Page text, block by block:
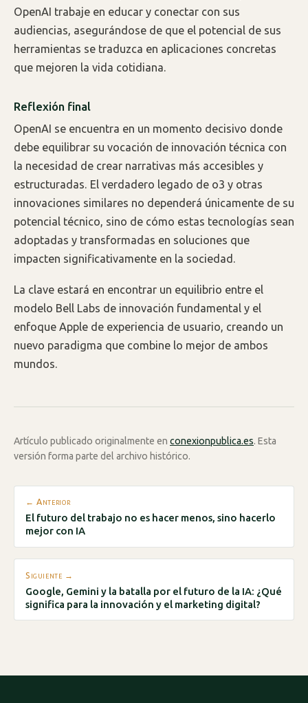
OpenAI trabaje en educar y conectar con sus
audiencias, asegurándose de que el potencial de sus
herramientas se traduzca en aplicaciones concretas
que mejoren la vida cotidiana.
Reflexión final
OpenAI se encuentra en un momento decisivo donde
debe equilibrar su vocación de innovación técnica con
la necesidad de crear narrativas más accesibles y
estructuradas. El verdadero legado de o3 y otras
innovaciones similares no dependerá únicamente de su
potencial técnico, sino de cómo estas tecnologías sean
adoptadas y transformadas en soluciones que
impacten significativamente en la sociedad.
La clave estará en encontrar un equilibrio entre el
modelo Bell Labs de innovación fundamental y el
enfoque Apple de experiencia de usuario, creando un
nuevo paradigma que combine lo mejor de ambos
mundos.
Artículo publicado originalmente en conexionpublica.es. Esta
versión forma parte del archivo histórico.
← Anterior
El futuro del trabajo no es hacer menos, sino hacerlo
mejor con IA
Siguiente →
Google, Gemini y la batalla por el futuro de la IA: ¿Qué
significa para la innovación y el marketing digital?